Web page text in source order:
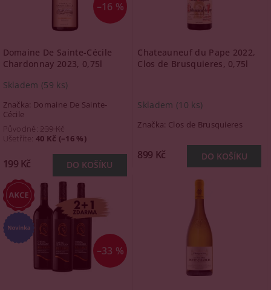
–16 %
Domaine De Sainte-Cécile
Chardonnay 2023, 0,75l
Skladem (59 ks)
Značka: Domaine De Sainte-
Cécile
Původně:239 Kč
Ušetříte: 40 Kč (–16 %)
199 Kč
Chateauneuf du Pape 2022,
Clos de Brusquieres, 0,75l
Skladem (10 ks)
Značka: Clos de Brusquieres
899 Kč
–33 %